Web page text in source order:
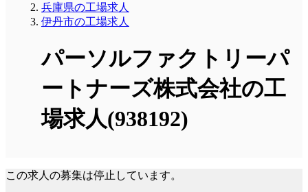
兵庫県の工場求人
伊丹市の工場求人
パーソルファクトリーパ
ートナーズ株式会社の工
場求人(938192)
この求人の募集は停止しています。